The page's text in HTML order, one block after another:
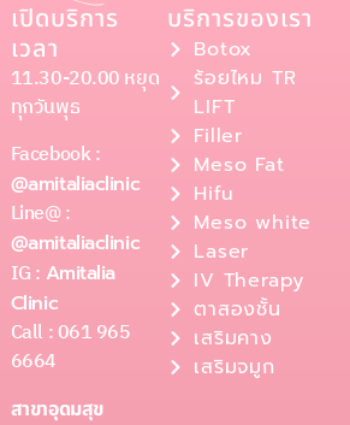
เปิดบริการ
เวลา
11.30-20.00 หยุด
ทุกวันพุธ
Facebook :
@amitaliaclinic
Line@ :
@amitaliaclinic
IG : Amitalia
Clinic
Call : 061 965
6664
สาขาอุดมสุข
บริการของเรา
Botox
ร้อยไหม TR
LIFT
Filler
Meso Fat
Hifu
Meso white
Laser
IV Therapy
ตาสองชั้น
เสริมคาง
เสริมจมูก